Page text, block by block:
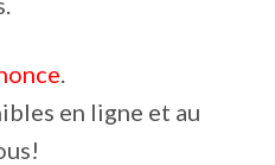
en ligne et au